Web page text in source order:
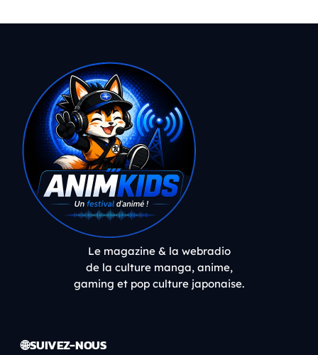
Le magazine & la webradio
de la culture manga, anime,
gaming et pop culture japonaise.
🌐 SUIVEZ-NOUS